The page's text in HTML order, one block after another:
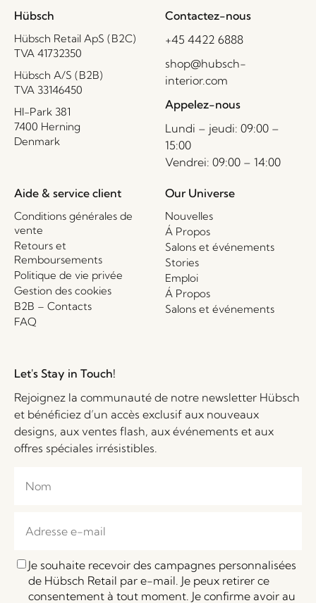
Hübsch
Hübsch Retail ApS (B2C)
TVA 41732350
Hübsch A/S (B2B)
TVA 33146450
HI-Park 381
7400 Herning
Denmark
Contactez-nous
+45 4422 6888
shop@hubsch-
interior.com
Appelez-nous
Lundi – jeudi: 09:00 –
15:00
Vendrei: 09:00 – 14:00
Aide & service client
Conditions générales de
vente
Retours et
Remboursements
Politique de vie privée
Gestion des cookies
B2B – Contacts
FAQ
Our Universe
Nouvelles
Á Propos
Salons et événements
Stories
Emploi
Á Propos
Salons et événements
Let's Stay in Touch!
Rejoignez la communauté de notre newsletter Hübsch
et bénéficiez d’un accès exclusif aux nouveaux
designs, aux ventes flash, aux événements et aux
offres spéciales irrésistibles.
Je souhaite recevoir des campagnes personnalisées
de Hübsch Retail par e-mail. Je peux retirer ce
consentement à tout moment. Je confirme avoir au